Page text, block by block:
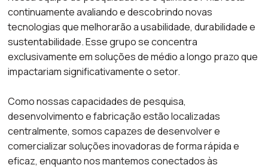
continuamente avaliando e descobrindo novas
tecnologias que melhorarão a usabilidade, durabilidade e
sustentabilidade. Esse grupo se concentra
exclusivamente em soluções de médio a longo prazo que
impactariam significativamente o setor.
Como nossas capacidades de pesquisa,
desenvolvimento e fabricação estão localizadas
centralmente, somos capazes de desenvolver e
comercializar soluções inovadoras de forma rápida e
eficaz, enquanto nos mantemos conectados às